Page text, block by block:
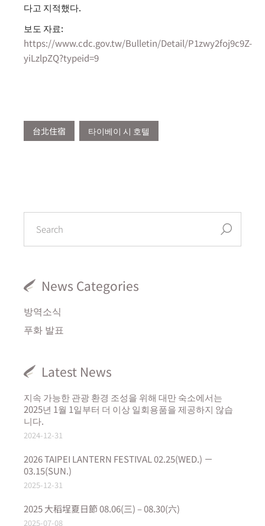
다고 지적했다.
보도 자료:
https://www.cdc.gov.tw/Bulletin/Detail/P1zwy2foj9c9Z-
yiLzlpZQ?typeid=9
台北住宿 타이베이 시 호텔
News Categories
방역소식
푸화 발표
Latest News
지속 가능한 관광 환경 조성을 위해 대만 숙소에서는
2025년 1월 1일부터 더 이상 일회용품을 제공하지 않습
니다.
2024-12-31
2026 TAIPEI LANTERN FESTIVAL 02.25(WED.) －
03.15(SUN.)
2025-12-31
2025 大稻埕夏日節 08.06(三) – 08.30(六)
2025-07-08